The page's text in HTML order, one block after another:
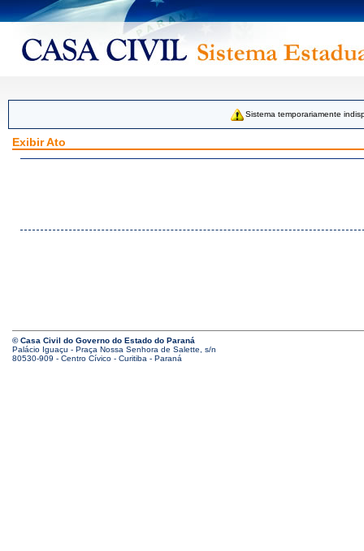
Sistema temporariamente
Exibir Ato
© Casa Civil do Governo do Estado do Paraná
Palácio Iguaçu - Praça Nossa Senhora de Salette, s/n
80530-909 - Centro Cívico - Curitiba - Paraná